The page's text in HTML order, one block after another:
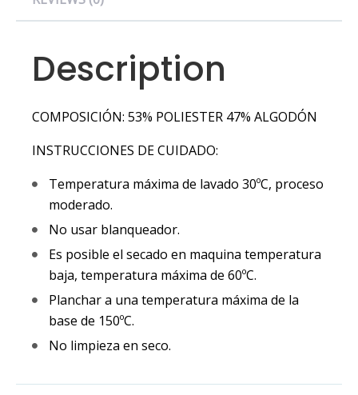
Description
COMPOSICIÓN: 53% POLIESTER 47% ALGODÓN
INSTRUCCIONES DE CUIDADO:
Temperatura máxima de lavado 30ºC, proceso
moderado.
No usar blanqueador.
Es posible el secado en maquina temperatura
baja, temperatura máxima de 60ºC.
Planchar a una temperatura máxima de la
base de 150ºC.
No limpieza en seco.